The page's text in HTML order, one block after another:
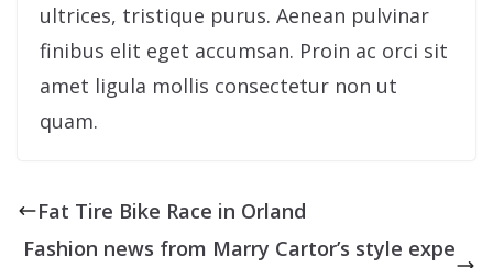
ultrices, tristique purus. Aenean pulvinar
finibus elit eget accumsan. Proin ac orci sit
amet ligula mollis consectetur non ut
quam.
Fat Tire Bike Race in Orland
Fashion news from Marry Cartor’s style expe